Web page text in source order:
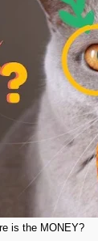
is the MONEY?